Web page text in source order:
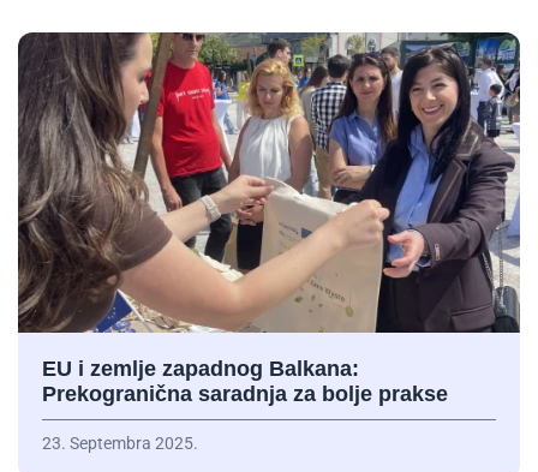
EU i zemlje zapadnog Balkana:
Prekogranična saradnja za bolje prakse
23. Septembra 2025.